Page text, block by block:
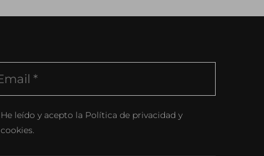
He leído y acepto la Política de privacidad y
cookies.